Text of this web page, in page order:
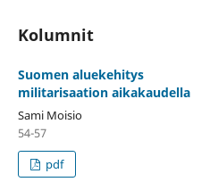
Kolumnit
Suomen aluekehitys
militarisaation aikakaudella
Sami Moisio
54-57
pdf